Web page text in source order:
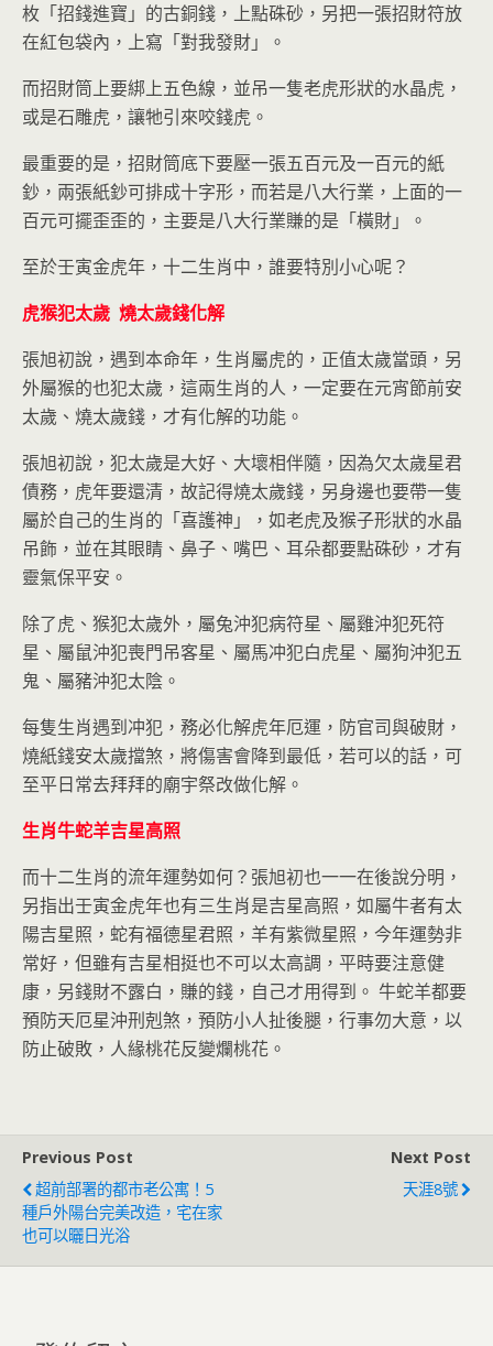
枚「招錢進寶」的古銅錢，上點硃砂，另把一張招財符放
在紅包袋內，上寫「對我發財」。
而招財筒上要綁上五色線，並吊一隻老虎形狀的水晶虎，
或是石雕虎，讓牠引來咬錢虎。
最重要的是，招財筒底下要壓一張五百元及一百元的紙
鈔，兩張紙鈔可排成十字形，而若是八大行業，上面的一
百元可擺歪歪的，主要是八大行業賺的是「橫財」。
至於壬寅金虎年，十二生肖中，誰要特別小心呢？
虎猴犯太歲 燒太歲錢化解
張旭初說，遇到本命年，生肖屬虎的，正值太歲當頭，另
外屬猴的也犯太歲，這兩生肖的人，一定要在元宵節前安
太歲、燒太歲錢，才有化解的功能。
張旭初說，犯太歲是大好、大壞相伴隨，因為欠太歲星君
債務，虎年要還清，故記得燒太歲錢，另身邊也要帶一隻
屬於自己的生肖的「喜護神」，如老虎及猴子形狀的水晶
吊飾，並在其眼睛、鼻子、嘴巴、耳朵都要點硃砂，才有
靈氣保平安。
除了虎、猴犯太歲外，屬兔沖犯病符星、屬雞沖犯死符
星、屬鼠沖犯喪門吊客星、屬馬冲犯白虎星、屬狗沖犯五
鬼、屬豬沖犯太陰。
每隻生肖遇到冲犯，務必化解虎年厄運，防官司與破財，
燒紙錢安太歲擋煞，將傷害會降到最低，若可以的話，可
至平日常去拜拜的廟宇祭改做化解。
生肖牛蛇羊吉星高照
而十二生肖的流年運勢如何？張旭初也一一在後說分明，
另指出壬寅金虎年也有三生肖是吉星高照，如屬牛者有太
陽吉星照，蛇有福德星君照，羊有紫微星照，今年運勢非
常好，但雖有吉星相挺也不可以太高調，平時要注意健
康，另錢財不露白，賺的錢，自己才用得到。 牛蛇羊都要
預防天厄星沖刑剋煞，預防小人扯後腿，行事勿大意，以
防止破敗，人緣桃花反變爛桃花。
Previous Post
超前部署的都市老公寓！5
種戶外陽台完美改造，宅在家
也可以曬日光浴
Next Post
天涯8號